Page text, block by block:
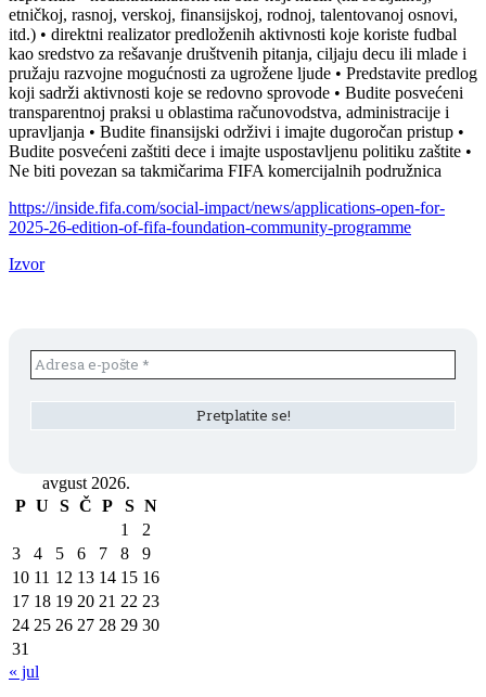
etničkoj, rasnoj, verskoj, finansijskoj, rodnoj, talentovanoj osnovi,
itd.) • direktni realizator predloženih aktivnosti koje koriste fudbal
kao sredstvo za rešavanje društvenih pitanja, ciljaju decu ili mlade i
pružaju razvojne mogućnosti za ugrožene ljude • Predstavite predlog
koji sadrži aktivnosti koje se redovno sprovode • Budite posvećeni
transparentnoj praksi u oblastima računovodstva, administracije i
upravljanja • Budite finansijski održivi i imajte dugoročan pristup •
Budite posvećeni zaštiti dece i imajte uspostavljenu politiku zaštite •
Ne biti povezan sa takmičarima FIFA komercijalnih podružnica
https://inside.fifa.com/social-impact/news/applications-open-for-
2025-26-edition-of-fifa-foundation-community-programme
Izvor
avgust 2026.
P U S Č P S N
1
2
3
4 5 6 7 8
9
10 11 12 13 14 15 16
17 18 19 20 21 22 23
24 25 26 27 28 29 30
31
« jul